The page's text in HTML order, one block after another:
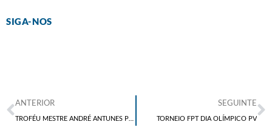
SIGA-NOS
ANTERIOR SEGUINTE
TORNEIO FPT DIA OLÍMPICO PV